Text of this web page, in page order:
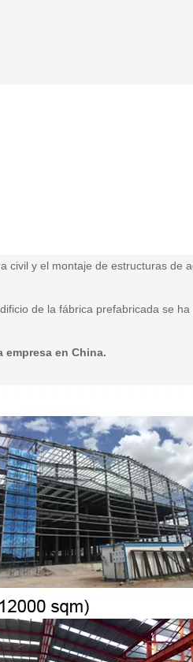
civil y el montaje de estructuras de
de la fábrica prefabricada se ha
en China.